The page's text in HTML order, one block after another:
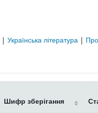
| Українська література |
Шифр зберігання